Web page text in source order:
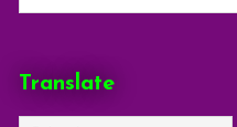
Translate